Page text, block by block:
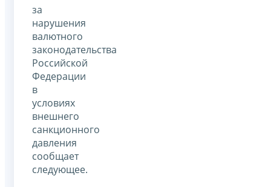
за
нарушения
валютного
законодательства
Российской
Федерации
в
условиях
внешнего
санкционного
давления
сообщает
следующее.